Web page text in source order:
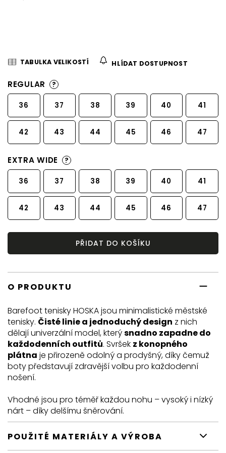
TABULKA VELIKOSTÍ HLÍDAT DOSTUPNOST
REGULAR ?
36 37 38 39 40 41
42 43 44 45 46 47
EXTRA WIDE ?
36 37 38 39 40 41
42 43 44 45 46 47
PŘIDAT DO KOŠÍKU
O PRODUKTU
Barefoot tenisky HOSKA jsou minimalistické městské
tenisky. Čisté linie a jednoduchý design z nich
dělají univerzální model, kterýsnadno zapadne do
každodenních outfitů. Svršek z konopného
plátna je přirozeně odolný a prodyšný, díky čemuž
boty představují zdravější volbu pro každodenní
nošení.
Vhodné jsou pro téměř každou nohu – vysoký i nízký
nárt – díky delšímu šněrování.
POUŽITÉ MATERIÁLY A VÝROBA